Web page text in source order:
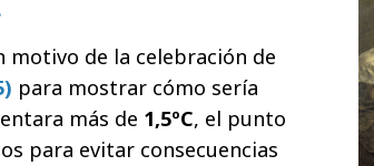
motivo de la celebración de
para mostrar cómo sería
más de 1,5ºC, el punto
para evitar consecuencias